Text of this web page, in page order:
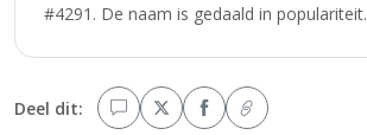
#4291. De naam is gedaald in populariteit.
Deel dit: